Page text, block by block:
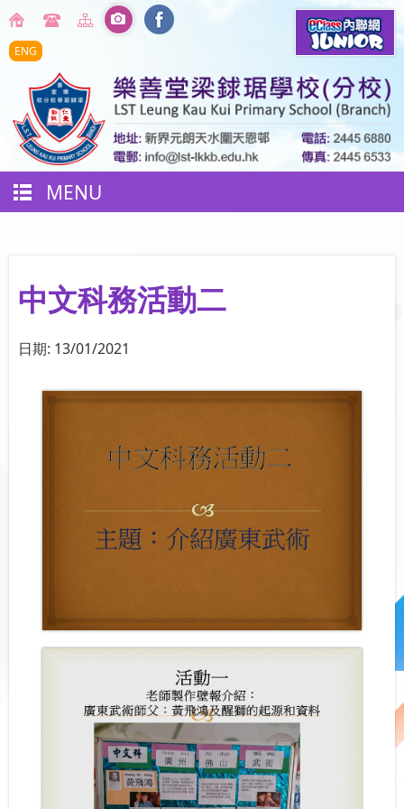
ENG
MENU
中文科務活動二
日期: 13/01/2021